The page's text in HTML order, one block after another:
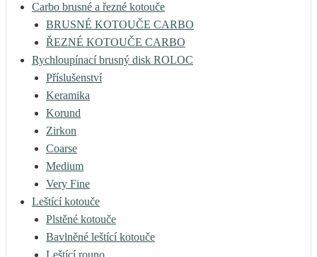
Carbo brusné a řezné kotouče
BRUSNÉ KOTOUČE CARBO
ŘEZNÉ KOTOUČE CARBO
Rychloupínací brusný disk ROLOC
Příslušenství
Keramika
Korund
Zirkon
Coarse
Medium
Very Fine
Leštící kotouče
Plstěné kotouče
Bavlněné leštící kotouče